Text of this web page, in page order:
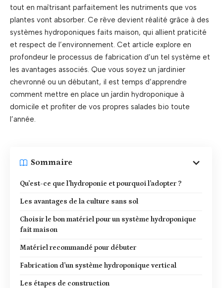
tout en maîtrisant parfaitement les nutriments que vos
plantes vont absorber. Ce rêve devient réalité grâce à des
systèmes hydroponiques faits maison, qui allient praticité
et respect de l’environnement. Cet article explore en
profondeur le processus de fabrication d’un tel système et
les avantages associés. Que vous soyez un jardinier
chevronné ou un débutant, il est temps d’apprendre
comment mettre en place un jardin hydroponique à
domicile et profiter de vos propres salades bio toute
l’année.
Sommaire
Qu’est-ce que l’hydroponie et pourquoi l’adopter ?
Les avantages de la culture sans sol
Choisir le bon matériel pour un système hydroponique
fait maison
Matériel recommandé pour débuter
Fabrication d’un système hydroponique vertical
Les étapes de construction